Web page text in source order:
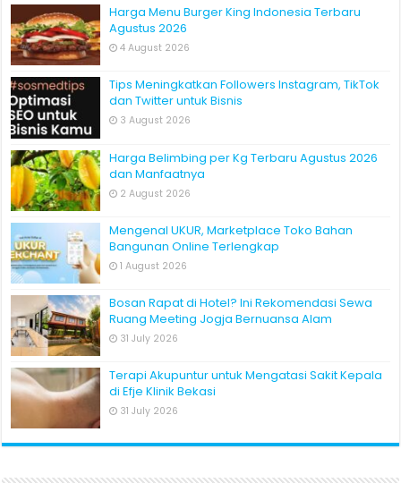
Harga Menu Burger King Indonesia Terbaru
Agustus 2026
4 August 2026
Tips Meningkatkan Followers Instagram, TikTok
dan Twitter untuk Bisnis
3 August 2026
Harga Belimbing per Kg Terbaru Agustus 2026
dan Manfaatnya
2 August 2026
Mengenal UKUR, Marketplace Toko Bahan
Bangunan Online Terlengkap
1 August 2026
Bosan Rapat di Hotel? Ini Rekomendasi Sewa
Ruang Meeting Jogja Bernuansa Alam
31 July 2026
Terapi Akupuntur untuk Mengatasi Sakit Kepala
di Efje Klinik Bekasi
31 July 2026